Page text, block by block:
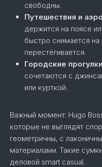
свободны.
Путешествия и
держится на поясе
быстро снимается на
перестёгивается.
Городские прогулки
сочетаются с
или курткой.
Важный момент: Hugo
которые не выглядят
геометричны, с
материалами. Такие
деловой smart casual.